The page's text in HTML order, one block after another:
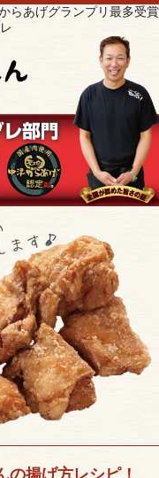
らあげグランプリ最多受賞
の揚げ方レシピ！